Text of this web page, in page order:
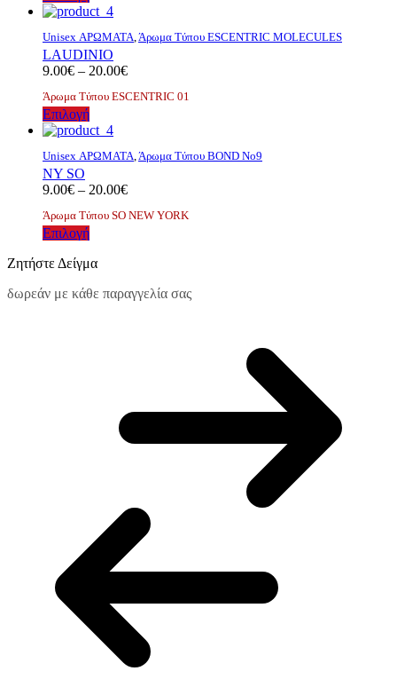
μπορούν
να
επιλεγούν
στη
σελίδα
προϊόντος
το
έχει
πολλαπλές
παραλλαγές.
Οι
επιλογές
μπορούν
να
επιλεγούν
σελίδα
προϊόντος
Unisex ΑΡΩΜΑΤΑ,Άρωμα Τύπου ESCENTRIC MOLECULES
LAUDINIO
9.00€ – 20.00€Price
9.00€
Άρωμα Τύπου ESCENTRIC 01
ΕπιλογήΑυτό
το
έχει
παραλλαγές.
Οι
επιλογές
μπορούν
επιλεγούν
στη
σελίδα
Unisex ΑΡΩΜΑΤΑ,Άρωμα Τύπου BOND No9
NY SO
9.00€ – 20.00€Price
9.00€
Άρωμα Τύπου SO NEW YORK
ΕπιλογήΑυτό
προϊόν
πολλαπλές
σελίδα
Ζητήστε Δείγμα
δωρεάν με κάθε παραγγελία σας